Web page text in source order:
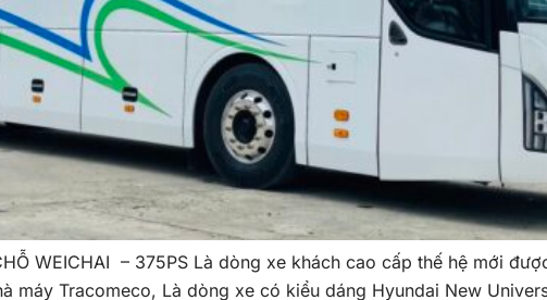
WEICHAI – 375PS Là dòng xe khách cao cấp thế hệ mới
máy Tracomeco, Là dòng xe có kiểu dáng Hyundai New